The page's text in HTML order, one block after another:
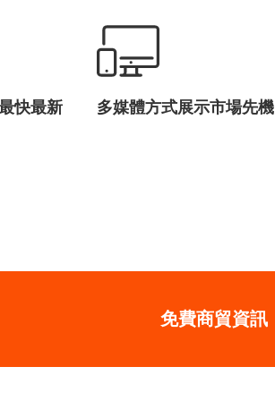
快最新 多媒體方式展示市場先機
免費商貿資訊